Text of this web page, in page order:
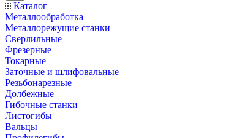
Каталог
Металлообработка
Металлорежущие станки
Сверлильные
Фрезерные
Токарные
Заточные и шлифовальные
Резьбонарезные
Долбежные
Гибочные станки
Листогибы
Вальцы